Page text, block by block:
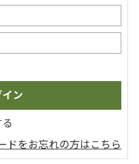
ドをお忘れの方はこちら